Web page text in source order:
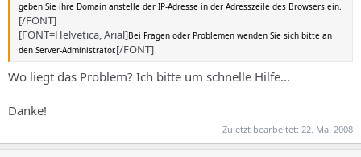
geben Sie ihre Domain anstelle der IP-Adresse in der Adresszeile des Browsers ein.
[/FONT]
[FONT=Helvetica, Arial]Bei Fragen oder Problemen wenden Sie sich bitte an
den Server-Administrator.[/FONT]
Wo liegt das Problem? Ich bitte um schnelle Hilfe...
Danke!
Zuletzt bearbeitet: 22. Mai 2008